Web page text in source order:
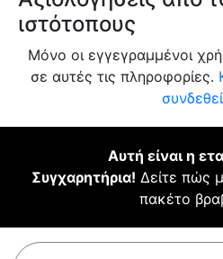
ιστότοπους
Μόνο οι εγγεγραμμένοι
σε αυτές τις πληροφορίες.
Αυτή είναι η
Συγχαρητήρια! Δείτε πώς
πακέτο